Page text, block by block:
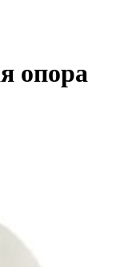
опора